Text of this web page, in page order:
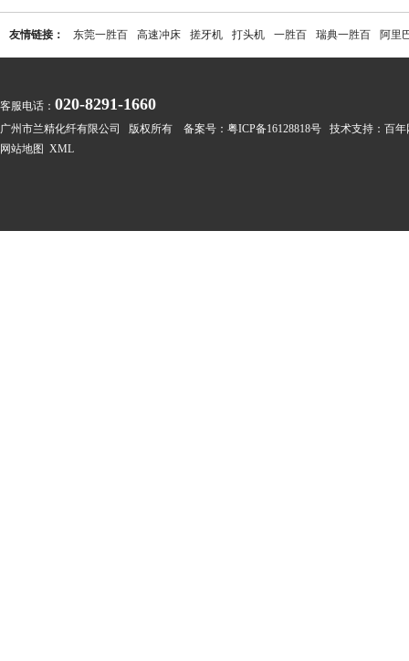
友情链接： 东莞一胜百 高速冲床 搓牙机 打头机 一胜百 瑞典一胜百 阿里
客服电话： 020-8291-1660
广州市兰精化纤有限公司 版权所有 备案号： 粤ICP备16128818号 技术支持： 百年
网站地图 XML